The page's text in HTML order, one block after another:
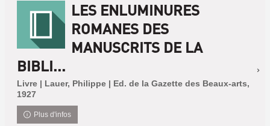
LES ENLUMINURES
ROMANES DES
MANUSCRITS DE LA
BIBLI...
Livre | Lauer, Philippe | Ed. de la Gazette des Beaux-arts,
1927
Plus d'infos